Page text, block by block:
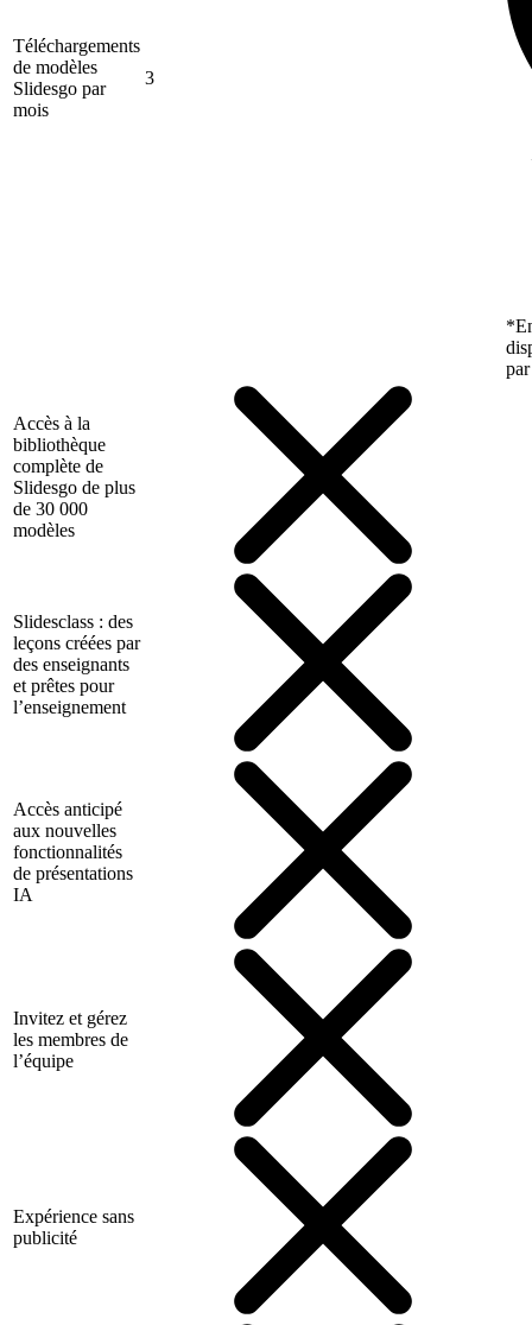
Téléchargements
de modèles
Slidesgo par
mois
3
Accès à la
bibliothèque
complète de
Slidesgo de plus
de 30 000
modèles
Slidesclass : des
leçons créées par
des enseignants
et prêtes pour
l’enseignement
Accès anticipé
aux nouvelles
fonctionnalités
de présentations
IA
Invitez et gérez
les membres de
l’équipe
Expérience sans
publicité